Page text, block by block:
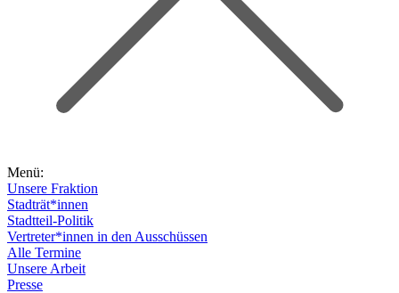
Menü:
Unsere Fraktion
Stadträt*innen
Stadtteil-Politik
Vertreter*innen in den Ausschüssen
Alle Termine
Unsere Arbeit
Presse